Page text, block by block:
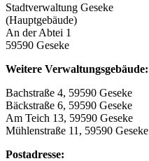
Stadtverwaltung Geseke
(Hauptgebäude)
An der Abtei 1
59590 Geseke
Weitere Verwaltungsgebäude:
Bachstraße 4, 59590 Geseke
Bäckstraße 6, 59590 Geseke
Am Teich 13, 59590 Geseke
Mühlenstraße 11, 59590 Geseke
Postadresse: